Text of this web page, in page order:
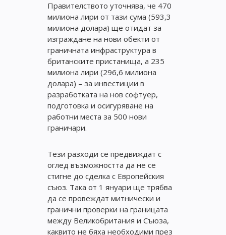
Правителството уточнява, че 470
милиона лири от тази сума (593,3
милиона долара) ще отидат за
изграждане на нови обекти от
граничната инфраструктура в
британските пристанища, а 235
милиона лири (296,6 милиона
долара) – за инвестиции в
разработката на нов софтуер,
подготовка и осигуряване на
работни места за 500 нови
граничари.
Тези разходи се предвиждат с
оглед възможността да не се
стигне до сделка с Европейския
съюз. Така от 1 януари ще трябва
да се провеждат митнически и
гранични проверки на границата
между Великобритания и Съюза,
каквито не бяха необходими през